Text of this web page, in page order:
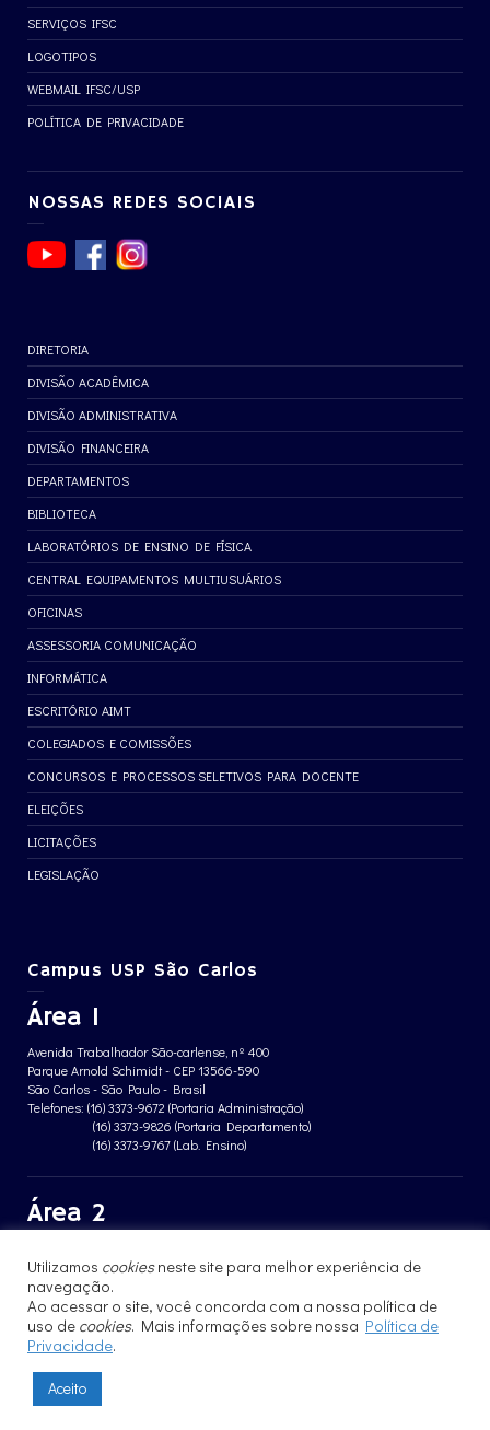
SERVIÇOS IFSC
LOGOTIPOS
WEBMAIL IFSC/USP
POLÍTICA DE PRIVACIDADE
NOSSAS REDES SOCIAIS
DIRETORIA
DIVISÃO ACADÊMICA
DIVISÃO ADMINISTRATIVA
DIVISÃO FINANCEIRA
DEPARTAMENTOS
BIBLIOTECA
LABORATÓRIOS DE ENSINO DE FÍSICA
CENTRAL EQUIPAMENTOS MULTIUSUÁRIOS
OFICINAS
ASSESSORIA COMUNICAÇÃO
INFORMÁTICA
ESCRITÓRIO AIMT
COLEGIADOS E COMISSÕES
CONCURSOS E PROCESSOS SELETIVOS PARA DOCENTE
ELEIÇÕES
LICITAÇÕES
LEGISLAÇÃO
Campus USP São Carlos
Área 1
Avenida Trabalhador São-carlense, nº 400
Parque Arnold Schimidt - CEP 13566-590
São Carlos - São Paulo - Brasil
Telefones: (16) 3373-9672 (Portaria Administração)
(16) 3373-9826 (Portaria Departamento)
(16) 3373-9767 (Lab. Ensino)
Área 2
Jardim Santa Angelina - CEP 13563-120
São Carlos - São Paulo - Brasil
Telefone: (16) 3373-8068 (Portaria prédio CFBio)
(16) 3364-8070 (Portaria prédio poloTErRA)
Utilizamos cookiesneste site para melhor experiência de
navegação.
Ao acessar o site, você concorda com a nossa política de
uso de cookies. Mais informações sobre nossa Política de
Privacidade.
Aceito